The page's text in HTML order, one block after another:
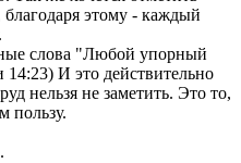
благодаря этому - каждый
слова "Любой упорный
И это действительно
нельзя не заметить. Это то,
пользу.